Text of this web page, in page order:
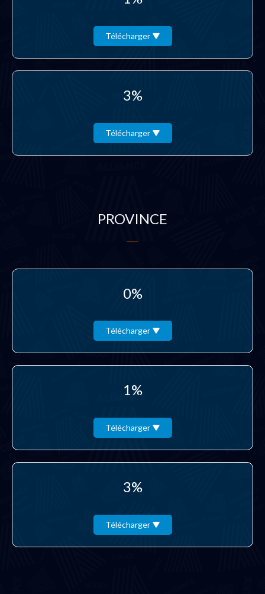
Télécharger
3%
Télécharger
PROVINCE
0%
Télécharger
1%
Télécharger
3%
Télécharger